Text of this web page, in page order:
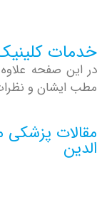
کلینیک
علاوه بر
و نظرات
پزشکی